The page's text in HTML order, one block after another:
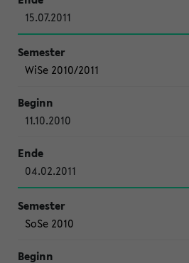
15.07.2011
WiSe 2010/2011
11.10.2010
04.02.2011
SoSe 2010